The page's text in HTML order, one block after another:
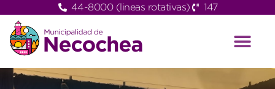
44-8000 (lineas rotativas) 147